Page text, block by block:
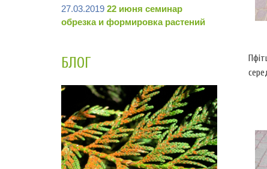
27.03.2019 22 июня семинар
обрезка и формировка растений
БЛОГ